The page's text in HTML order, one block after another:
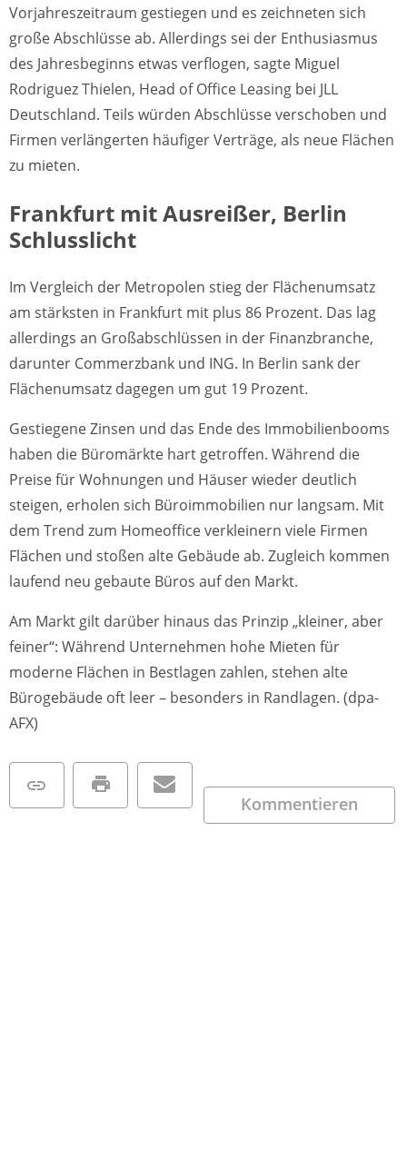
Vorjahreszeitraum gestiegen und es zeichneten sich
große Abschlüsse ab. Allerdings sei der Enthusiasmus
des Jahresbeginns etwas verflogen, sagte Miguel
Rodriguez Thielen, Head of Office Leasing bei JLL
Deutschland. Teils würden Abschlüsse verschoben und
Firmen verlängerten häufiger Verträge, als neue Flächen
zu mieten.
Frankfurt mit Ausreißer, Berlin
Schlusslicht
Im Vergleich der Metropolen stieg der Flächenumsatz
am stärksten in Frankfurt mit plus 86 Prozent. Das lag
allerdings an Großabschlüssen in der Finanzbranche,
darunter Commerzbank und ING. In Berlin sank der
Flächenumsatz dagegen um gut 19 Prozent.
Gestiegene Zinsen und das Ende des Immobilienbooms
haben die Büromärkte hart getroffen. Während die
Preise für Wohnungen und Häuser wieder deutlich
steigen, erholen sich Büroimmobilien nur langsam. Mit
dem Trend zum Homeoffice verkleinern viele Firmen
Flächen und stoßen alte Gebäude ab. Zugleich kommen
laufend neu gebaute Büros auf den Markt.
Am Markt gilt darüber hinaus das Prinzip „kleiner, aber
feiner“: Während Unternehmen hohe Mieten für
moderne Flächen in Bestlagen zahlen, stehen alte
Bürogebäude oft leer – besonders in Randlagen. (dpa-
AFX)
Kommentieren